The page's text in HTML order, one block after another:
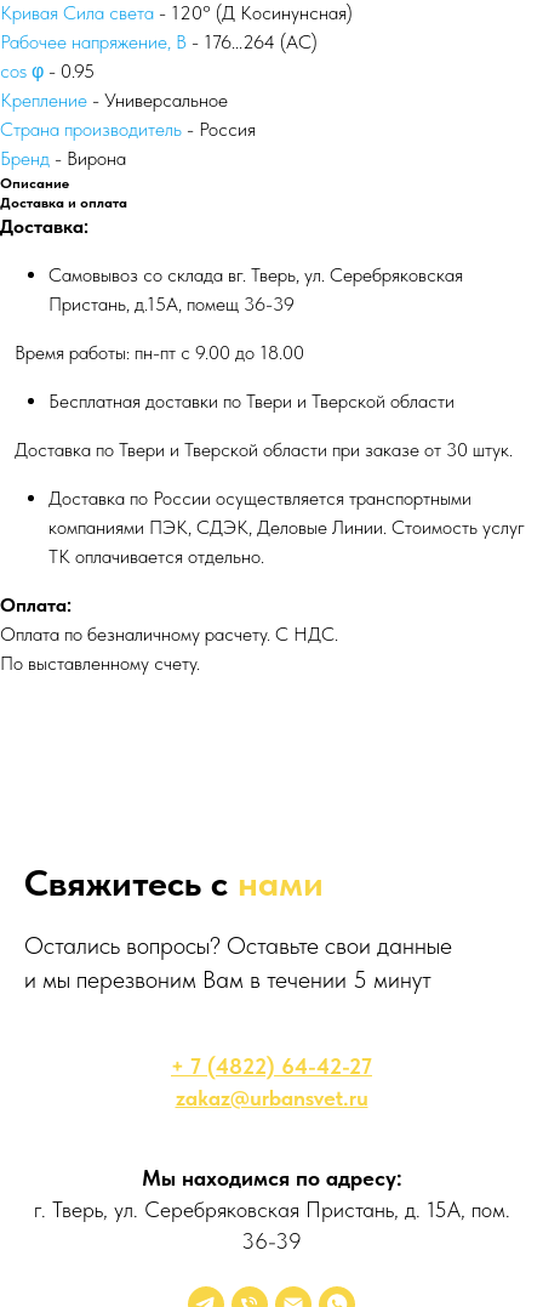
Кривая Сила света - 120° (Д Косинунсная)
Рабочее напряжение, В - 176...264 (AС)
сos φ - 0.95
Крепление - Универсальное
Страна производитель - Россия
Бренд - Вирона
Описание
Доставка и оплата
Доставка:
Самовывоз со склада вг. Тверь, ул. Серебряковская
Пристань, д.15А, помещ 36-39
Время работы: пн-пт с 9.00 до 18.00
Бесплатная доставки по Твери и Тверской области
Доставка по Твери и Тверской области при заказе от 30 штук.
Доставка по России осуществляется транспортными
компаниями ПЭК, СДЭК, Деловые Линии. Стоимость услуг
ТК оплачивается отдельно.
Оплата:
Оплата по безналичному расчету. С НДС.
По выставленному счету.
Свяжитесь с нами
Остались вопросы? Оставьте свои данные
и мы перезвоним Вам в течении 5 минут
+ 7 (4822) 64-42-27
zakaz@urbansvet.ru
Мы находимся по адресу:
г. Тверь, ул. Серебряковская Пристань, д. 15А, пом.
36-39